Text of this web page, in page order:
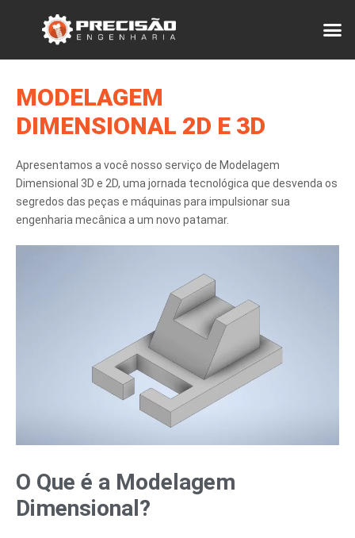
MODELAGEM
DIMENSIONAL 2D E 3D
Apresentamos a você nosso serviço de Modelagem
Dimensional 3D e 2D, uma jornada tecnológica que desvenda os
segredos das peças e máquinas para impulsionar sua
engenharia mecânica a um novo patamar.
O Que é a Modelagem
Dimensional?